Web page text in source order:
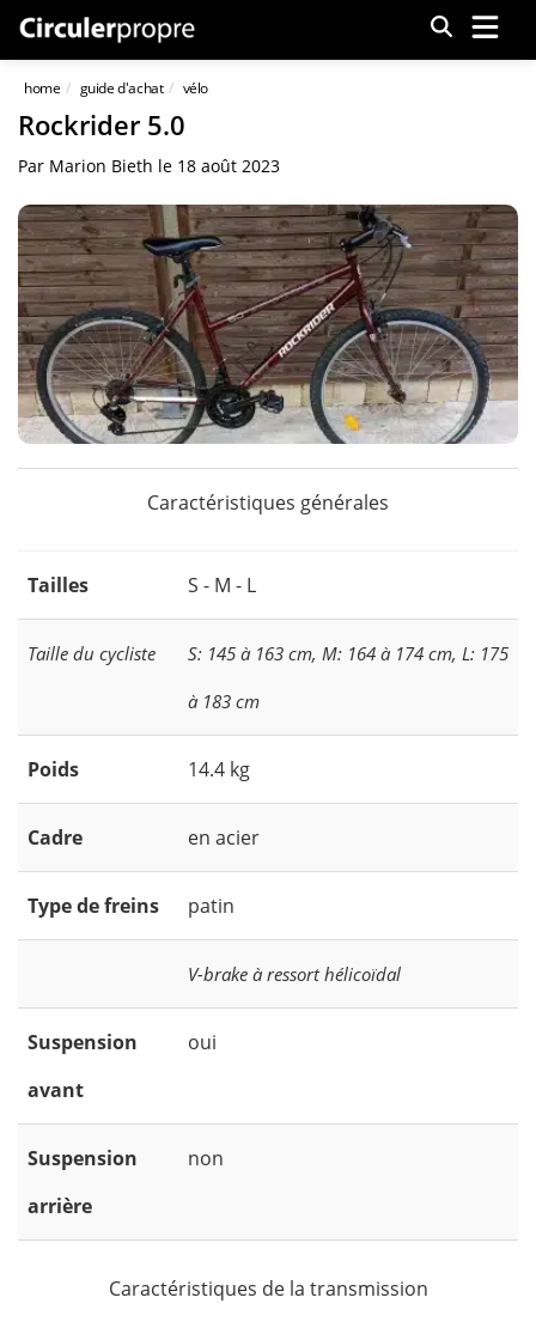
Menu
home guide d'achat vélo
Rockrider 5.0
Par Marion Bieth le 18 août 2023
Caractéristiques générales
Tailles S - M - L
Taille du cycliste
S: 145 à 163 cm, M: 164 à 174 cm, L: 175
à 183 cm
Poids 14.4 kg
Cadre en acier
Type de freins patin
V-brake à ressort hélicoïdal
Suspension
avant
oui
Suspension
arrière
non
Caractéristiques de la transmission